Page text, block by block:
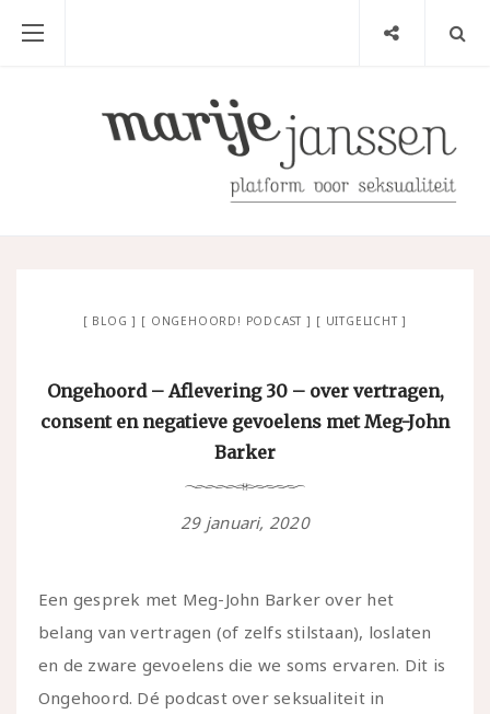
BLOG ONGEHOORD! PODCAST UITGELICHT
Ongehoord – Aflevering 30 – over vertragen,
consent en negatieve gevoelens met Meg-John
Barker
29 januari, 2020
Een gesprek met Meg-John Barker over het
belang van vertragen (of zelfs stilstaan), loslaten
en de zware gevoelens die we soms ervaren. Dit is
Ongehoord. Dé podcast over seksualiteit in